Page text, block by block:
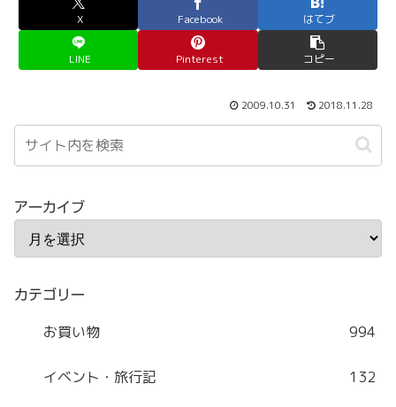
X Facebook はてブ
LINE Pinterest コピー
2009.10.31 2018.11.28
アーカイブ
カテゴリー
お買い物 994
イベント・旅行記 132